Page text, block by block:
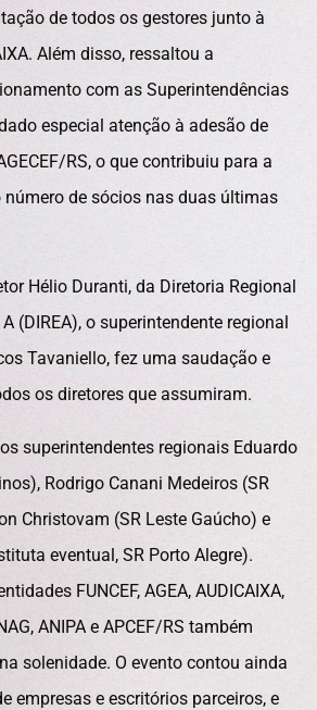
de todos os gestores junto à
Além disso, ressaltou a
com as Superintendências
especial atenção à adesão de
RS, o que contribuiu para a
de sócios nas duas últimas
Hélio Duranti, da Diretoria Regional
(DIREA), o superintendente regional
Tavaniello, fez uma saudação e
os diretores que assumiram.
superintendentes regionais Eduardo
Rodrigo Canani Medeiros (SR
Christovam (SR Leste Gaúcho) e
eventual, SR Porto Alegre).
FUNCEF, AGEA, AUDICAIXA,
ANIPA e APCEF/RS também
solenidade. O evento contou ainda
empresas e escritórios parceiros, e